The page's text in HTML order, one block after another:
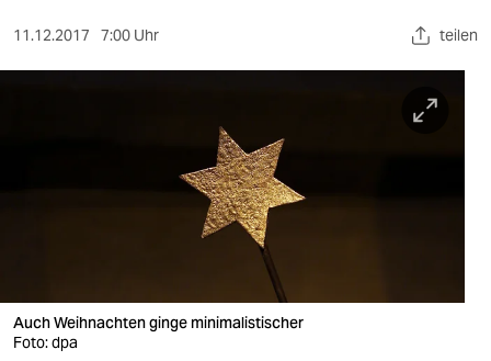
kultur
sport
verlag
11.12.2017 7:00 Uhr teilen
Auch Weihnachten ginge minimalistischer
Foto: dpa